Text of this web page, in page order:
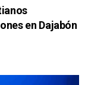
en Dajabón